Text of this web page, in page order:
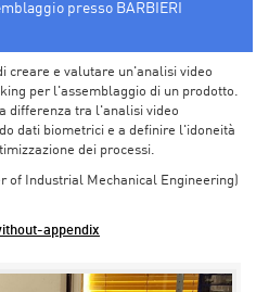
presso BARBIERI
creare e valutare un'analisi video
per l'assemblaggio di un prodotto.
differenza tra l'analisi video
dati biometrici e a definire l'idoneità
dei processi.
of Industrial Mechanical Engineering)
appendix